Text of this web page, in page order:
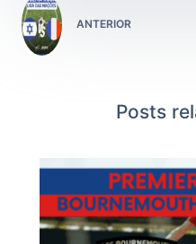
ANTERIOR
Posts